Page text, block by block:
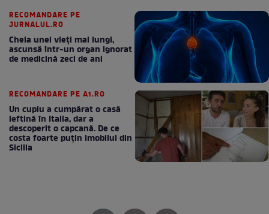
RECOMANDARE PE
JURNALUL.RO
Cheia unei vieți mai lungi,
ascunsă într-un organ ignorat
de medicină zeci de ani
RECOMANDARE PE A1.RO
Un cuplu a cumpărat o casă
ieftină în Italia, dar a
descoperit o capcană. De ce
costa foarte puțin imobilul din
Sicilia